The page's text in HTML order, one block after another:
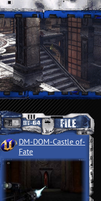
DM-DOM-Castle of­
Fate